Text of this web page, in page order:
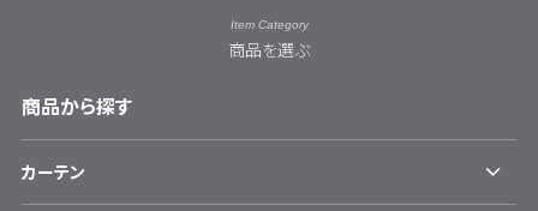
Item Category
商品を選ぶ
商品から探す
カーテン